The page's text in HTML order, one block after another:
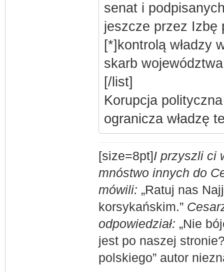
senat i
jeszcze przez Izbę
[*]kontrolą władzy
skarb
[/list]
Korupcja
ogranicza władzę
[size=8pt]I przyszli ci
mnóstwo innych do
mówili: „Ratuj nas
korsykańskim.”
odpowiedział: „Nie
jest po naszej
polskiego” autor